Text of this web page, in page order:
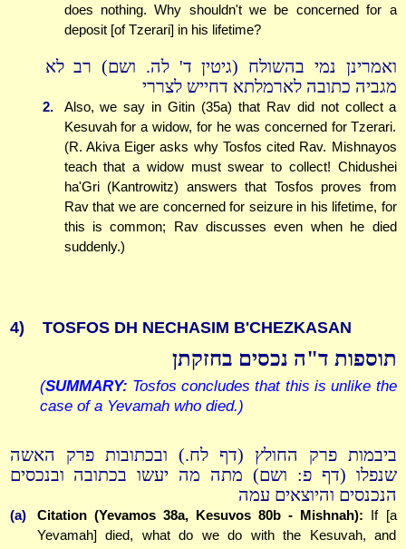
does nothing. Why shouldn't we be concerned for a
deposit [of Tzerari] in his lifetime?
ואמרינן נמי בהשולח (גיטין ד' לה. ושם) רב לא
מגביה כתובה לארמלתא דחייש לצררי
2.
Also, we say in Gitin (35a) that Rav did not collect a
Kesuvah for a widow, for he was concerned for Tzerari.
(R. Akiva Eiger asks why Tosfos cited Rav. Mishnayos
teach that a widow must swear to collect! Chidushei
ha'Gri (Kantrowitz) answers that Tosfos proves from
Rav that we are concerned for seizure in his lifetime, for
this is common; Rav discusses even when he died
suddenly.)
4) TOSFOS DH NECHASIM B'CHEZKASAN
תוספות ד"ה נכסים בחזקתן
(SUMMARY: Tosfos concludes that this is unlike the
case of a Yevamah who died.)
ביבמות פרק החולץ (דף לח.) ובכתובות פרק האשה
שנפלו (דף פ: ושם) מתה מה יעשו בכתובה ובנכסים
הנכנסים והיוצאים עמה
(a) Citation (Yevamos 38a, Kesuvos 80b - Mishnah): If [a
Yevamah] died, what do we do with the Kesuvah, and